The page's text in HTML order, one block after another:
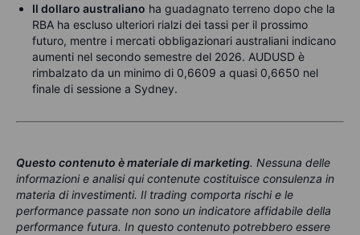
Il dollaro australiano ha guadagnato terreno dopo che la
RBA ha escluso ulteriori rialzi dei tassi per il prossimo
futuro, mentre i mercati obbligazionari australiani indicano
aumenti nel secondo semestre del 2026. AUDUSD è
rimbalzato da un minimo di 0,6609 a quasi 0,6650 nel
finale di sessione a Sydney.
Questo contenuto è materiale di marketing. Nessuna delle
informazioni e analisi qui contenute costituisce consulenza in
materia di investimenti. Il trading comporta rischi e le
performance passate non sono un indicatore affidabile della
performance futura. In questo contenuto potrebbero essere